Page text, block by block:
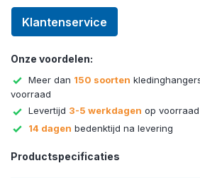
Klantenservice
Onze voordelen:
Meer dan 150 soorten
voorraad
Levertijd 3-5 werkdagen op
14 dagen bedenktijd na levering
Productspecificaties